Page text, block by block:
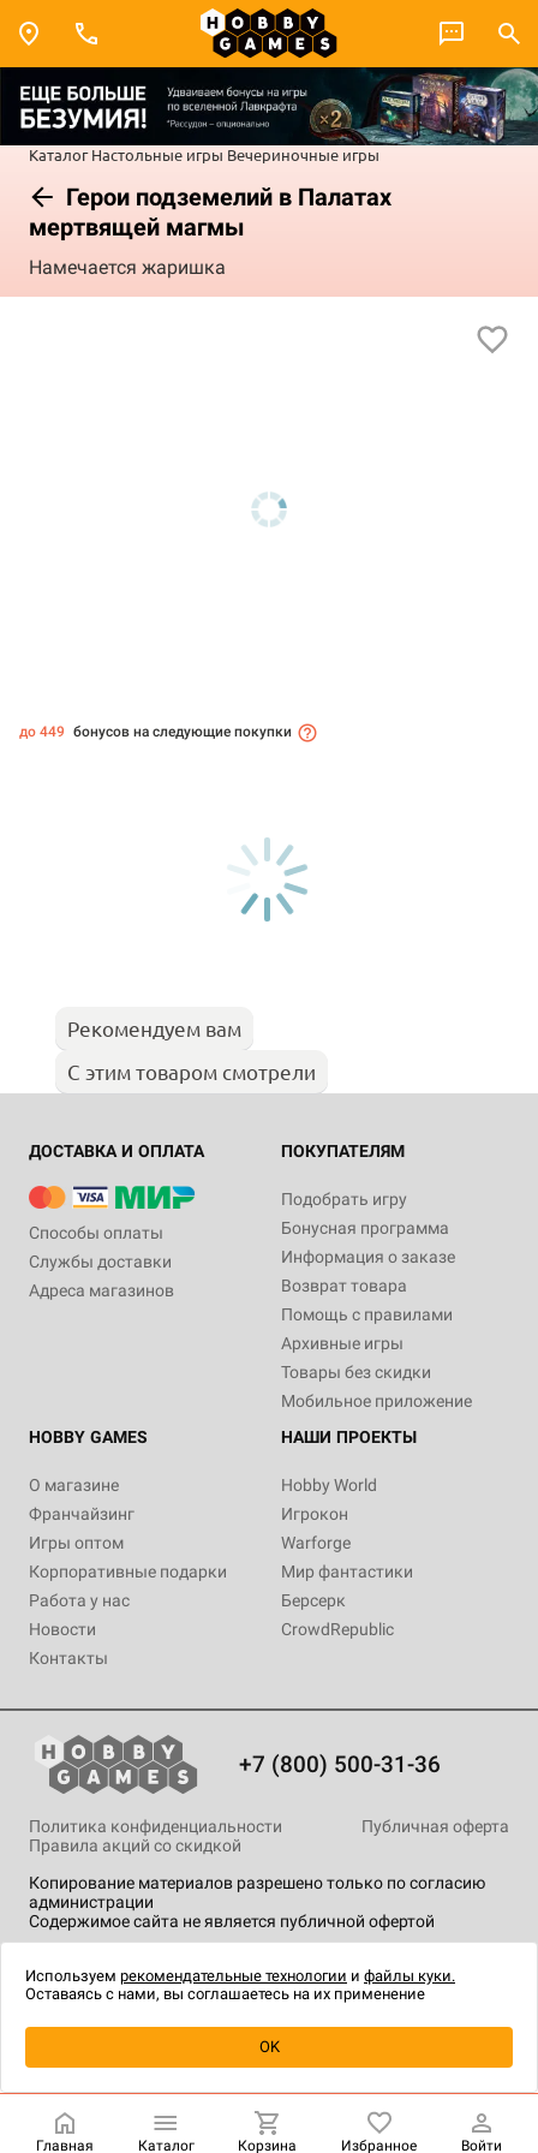
Каталог Настольные игры Вечериночные игры
Герои подземелий в Палатах
мертвящей магмы
Намечается жаришка
Уведомить о наличии
до 449 бонусов на следующие покупки
Рекомендуем вам
С этим товаром смотрели
ДОСТАВКА И ОПЛАТА
Способы оплаты
Службы доставки
Адреса магазинов
ПОКУПАТЕЛЯМ
Подобрать игру
Бонусная программа
Информация о заказе
Возврат товара
Помощь с правилами
Архивные игры
Товары без скидки
Мобильное приложение
HOBBY GAMES
О магазине
Франчайзинг
Игры оптом
Корпоративные подарки
Работа у нас
Новости
Контакты
НАШИ ПРОЕКТЫ
Hobby World
Игрокон
Warforge
Мир фантастики
Берсерк
CrowdRepublic
+7 (800) 500-31-36
Копирование материалов разрешено только по согласию
администрации
Содержимое сайта не является публичной офертой
Политика конфиденциальности
Публичная оферта
Правила акций со скидкой
технологии.
Главная Каталог Корзина Избранное Войти
Используем рекомендательные технологии и файлы куки.
Оставаясь с нами, вы соглашаетесь на их применение
OK